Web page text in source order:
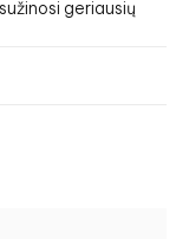
geriausių